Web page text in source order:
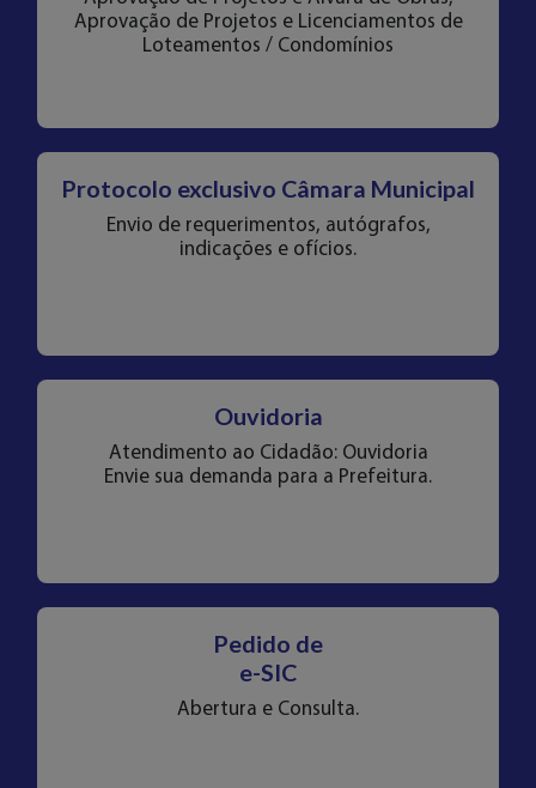
Aprovação de Projetos e Licenciamentos de
Loteamentos / Condomínios
Protocolo exclusivo Câmara Municipal
Envio de requerimentos, autógrafos,
indicações e ofícios.
Ouvidoria
Atendimento ao Cidadão: Ouvidoria
Envie sua demanda para a Prefeitura.
Pedido de
e-SIC
Abertura e Consulta.